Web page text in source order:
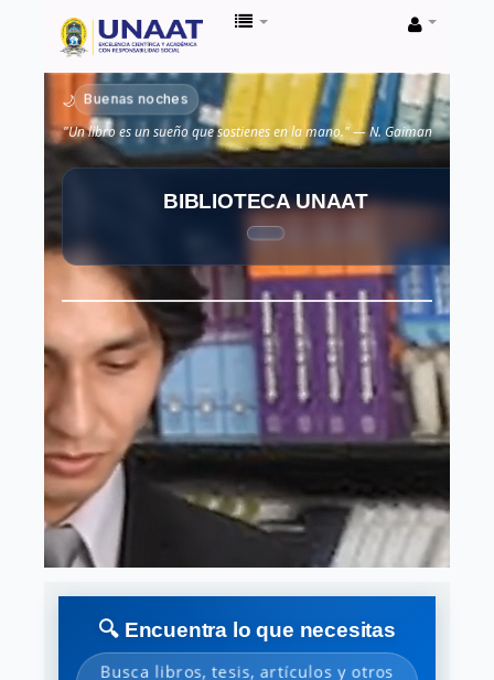
Biblioteca
Unaat
🌙 Buenas noches
"Un libro es un sueño que sostienes en la mano." — N. Gaiman
BIBLIOTECA UNAAT
🔍 Encuentra lo que necesitas
Busca libros, tesis, artículos y otros